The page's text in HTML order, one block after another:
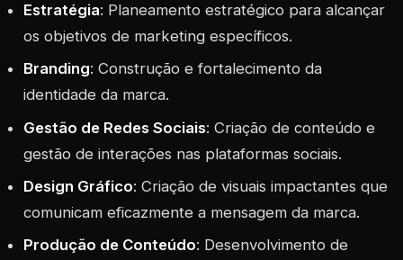
Estratégia: Planeamento estratégico para alcançar
os objetivos de marketing específicos.
Branding: Construção e fortalecimento da
identidade da marca.
Gestão de Redes Sociais: Criação de conteúdo e
gestão de interações nas plataformas sociais.
Design Gráfico: Criação de visuais impactantes que
comunicam eficazmente a mensagem da marca.
Produção de Conteúdo: Desenvolvimento de